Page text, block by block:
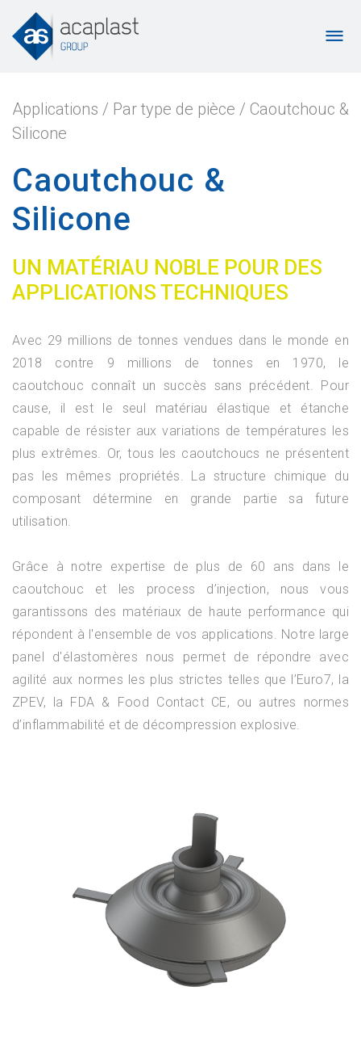
Applications / Par type de pièce / Caoutchouc &
Silicone
Caoutchouc &
Silicone
UN MATÉRIAU NOBLE POUR DES
APPLICATIONS TECHNIQUES
Avec 29 millions de tonnes vendues dans le monde en
2018 contre 9 millions de tonnes en 1970, le
caoutchouc connaît un succès sans précédent. Pour
cause, il est le seul matériau élastique et étanche
capable de résister aux variations de températures les
plus extrêmes. Or, tous les caoutchoucs ne présentent
pas les mêmes propriétés. La structure chimique du
composant détermine en grande partie sa future
utilisation.
Grâce à notre expertise de plus de 60 ans dans le
caoutchouc et les process d’injection, nous vous
garantissons des matériaux de haute performance qui
répondent à l'ensemble de vos applications. Notre large
panel d'élastomères nous permet de répondre avec
agilité aux normes les plus strictes telles que l’Euro7, la
ZPEV, la FDA & Food Contact CE, ou autres normes
d’inflammabilité et de décompression explosive.